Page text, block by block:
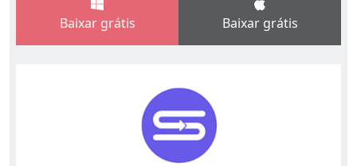
Baixar grátis Baixar grátis